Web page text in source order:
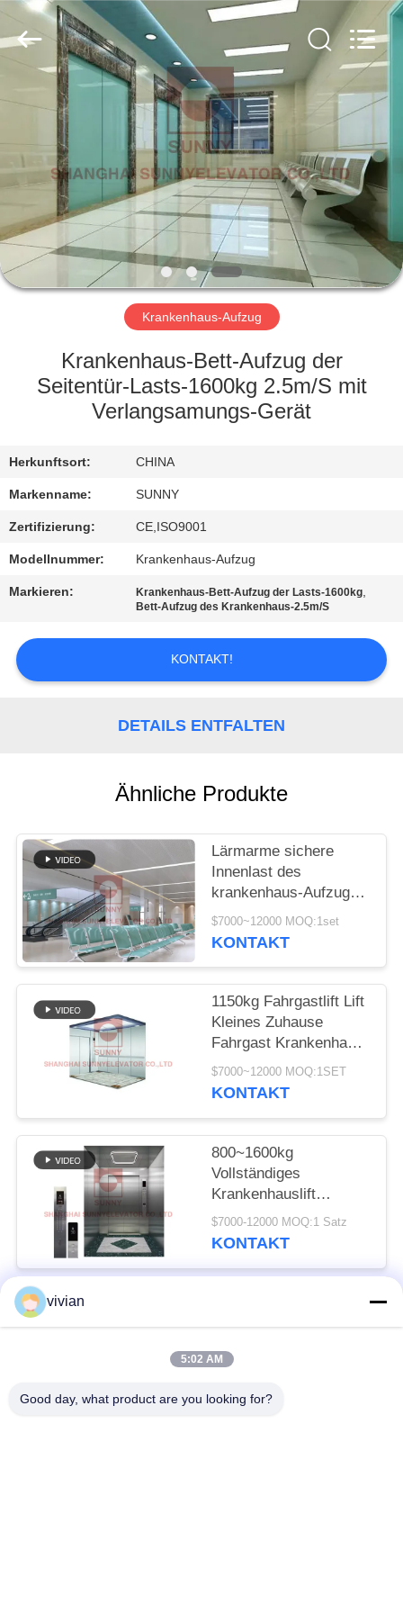
HAUS
PRODUKTE
VIDEOS
ÜBER
UNS
FABRIK-
AUSFLUG
TRETEN
SIE
MIT
UNS
VERBINDUNG
PRIVACY
POLICY
SUNNY
ELEVATOR
All
Rights
Krankenhaus-Aufzug
Krankenhaus-Bett-Aufzug der
Seitentür-Lasts-1600kg 2.5m/S mit
Verlangsamungs-Gerät
Herkunftsort: CHINA
Markenname: SUNNY
Zertifizierung: CE,ISO9001
Modellnummer: Krankenhaus-Aufzug
Markieren: Krankenhaus-Bett-Aufzug der Lasts-1600kg,
Bett-Aufzug des Krankenhaus-2.5m/S
KONTAKT!
DETAILS ENTFALTEN
Ähnliche Produkte
Lärmarme sichere
Innenlast des
krankenhaus-Aufzugs-
1600kg für
Krankenhauspatient-
$7000~12000 MOQ:1set
KONTAKT
1150kg Fahrgastlift Lift
Kleines Zuhause
Fahrgast Krankenhaus
Hotellift
$7000~12000 MOQ:1SET
KONTAKT
800~1600kg
Vollständiges
Krankenhauslift
Medizinisches
Bettlift/Patient
$7000-12000 MOQ:1 Satz
KONTAKT
weniger Aufzug
vivian
5:02 AM
Good day, what product are you looking for?